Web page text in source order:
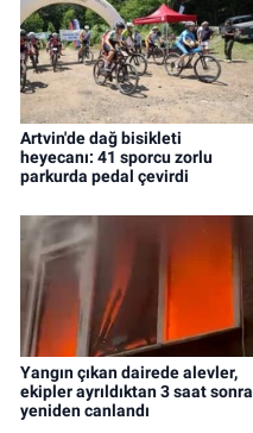
Artvin'de dağ bisikleti
heyecanı: 41 sporcu zorlu
parkurda pedal çevirdi
Yangın çıkan dairede alevler,
ekipler ayrıldıktan 3 saat sonra
yeniden canlandı